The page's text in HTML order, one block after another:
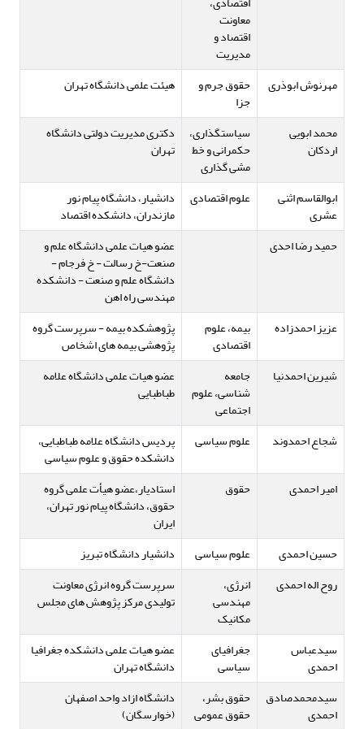
معاونت
اقتصاد و
مدیریت
مهرنوش ابوذری
حقوق جرم و
جزا
هیئت علمی دانشگاه تهران
محمد ابویی
اردکان
سیاستگذاری،
حکمرانی و خط
مشی گذاری
دکتری مدیریت دولتی دانشگاه
تهران
ابوالقاسم اثنی
عشری
علوم اقتصادی دانشیار، دانشگاه پیام نور
مازندران، دانشکده اقتصاد
حمید رضا احدی
عضو هیات علمی دانشگاه علم و
صنعت-خ رسالت - خ فرجام -
دانشگاه علم و صنعت - دانشکده
مهندسی راه اهن
عزیز احمدزاده
بیمه، علوم
اقتصادی
پژوهشکده بیمه - سرپرست گروه
پژوهشی بیمه های اشخاص
شیرین احمدنیا
جامعه
شناسی، علوم
اجتماعی
عضو هیات علمی دانشگاه علامه
طباطبایی
شجاع احمدوند علوم سیاسی پردیس دانشگاه علامه طباطبایی،
دانشکده حقوق و علوم سیاسی
امیر احمدی
حقوق استادیار،عضو هیأت علمی گروه
حقوق، دانشگاه پیام نور تهران،
ایران
حسین احمدی
علوم سیاسی
دانشیار دانشگاه تبریز
روح اله احمدی
انرژی،
مهندسی
مکانیک
سرپرست گروه انرژی معاونت
تولیدی مرکز پژوهش های مجلس
سیدعباس
احمدی
جغرافیای
سیاسی
عضو هیات علمی دانشکده جغرافیا
دانشگاه تهران
سیدمحمدصادق
احمدی
حقوق بشر،
حقوق عمومی
دانشگاه ازاد واحد اصفهان
(خوارسگان)